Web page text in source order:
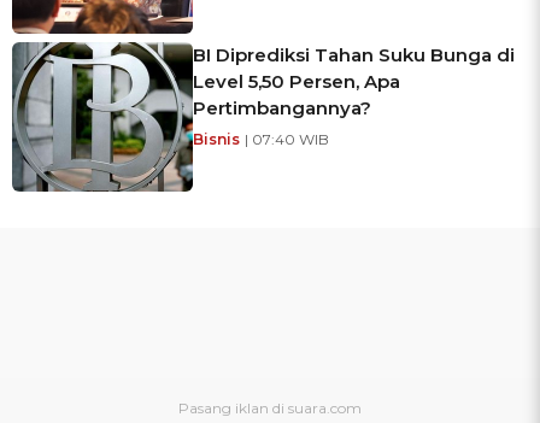
BI Diprediksi Tahan Suku Bunga di
Level 5,50 Persen, Apa
Pertimbangannya?
Bisnis | 07:40 WIB